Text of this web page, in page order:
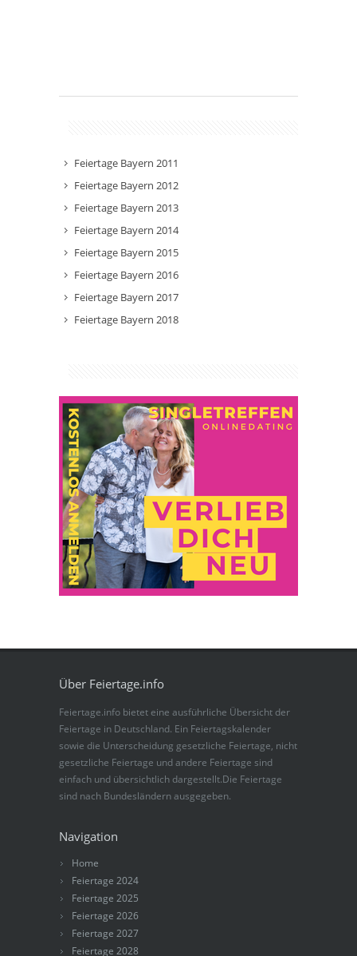
Feiertage Bayern 2011
Feiertage Bayern 2012
Feiertage Bayern 2013
Feiertage Bayern 2014
Feiertage Bayern 2015
Feiertage Bayern 2016
Feiertage Bayern 2017
Feiertage Bayern 2018
Über Feiertage.info
Feiertage.info bietet eine ausführliche Übersicht der
Feiertage in Deutschland. Ein Feiertagskalender
sowie die Unterscheidung gesetzliche Feiertage, nicht
gesetzliche Feiertage und andere Feiertage sind
einfach und übersichtlich dargestellt.Die Feiertage
sind nach Bundesländern ausgegeben.
Navigation
Home
Feiertage 2024
Feiertage 2025
Feiertage 2026
Feiertage 2027
Feiertage 2028